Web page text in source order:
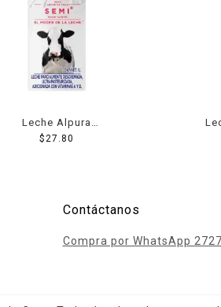
Leche Alpura
semidescremada 1 l
$ 27.80
Contáctanos
Compra por WhatsApp